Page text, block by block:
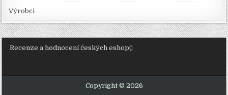
Výrobci
Recenze a hodnocení českých eshopů
Copyright © 2026